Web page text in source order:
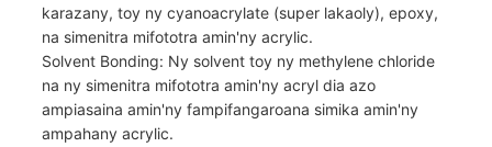
karazany, toy ny cyanoacrylate (super lakaoly), epoxy,
na simenitra mifototra amin'ny acrylic.
Solvent Bonding: Ny solvent toy ny methylene chloride
na ny simenitra mifototra amin'ny acryl dia azo
ampiasaina amin'ny fampifangaroana simika amin'ny
ampahany acrylic.